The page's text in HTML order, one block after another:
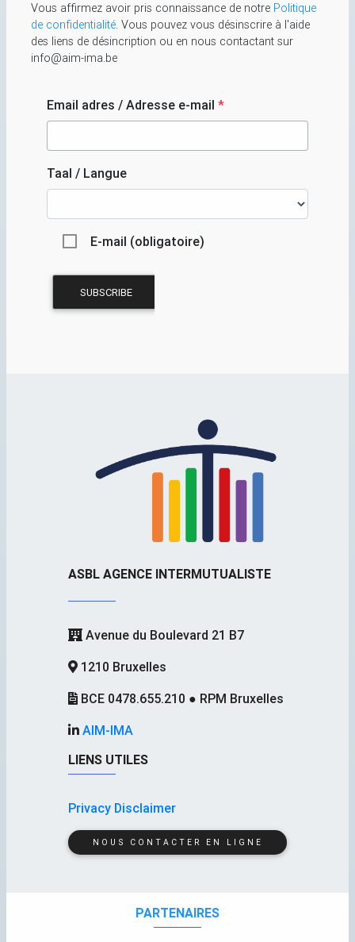
Vous affirmez avoir pris connaissance de notre Politique
de confidentialité. Vous pouvez vous désinscrire à l'aide
des liens de désincription ou en nous contactant sur
info@aim-ima.be
Email adres / Adresse e-mail *
Taal / Langue
E-mail (obligatoire)
ASBL AGENCE INTERMUTUALISTE
Avenue du Boulevard 21 B7
1210 Bruxelles
BCE 0478.655.210 ● RPM Bruxelles
AIM-IMA
LIENS UTILES
Privacy Disclaimer
NOUS CONTACTER EN LIGNE
PARTENAIRES